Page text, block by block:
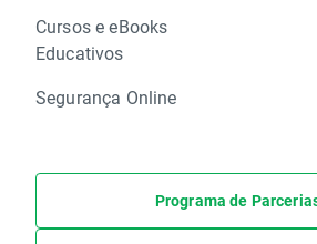
Cursos e eBooks
Educativos
Segurança Online
Programa de